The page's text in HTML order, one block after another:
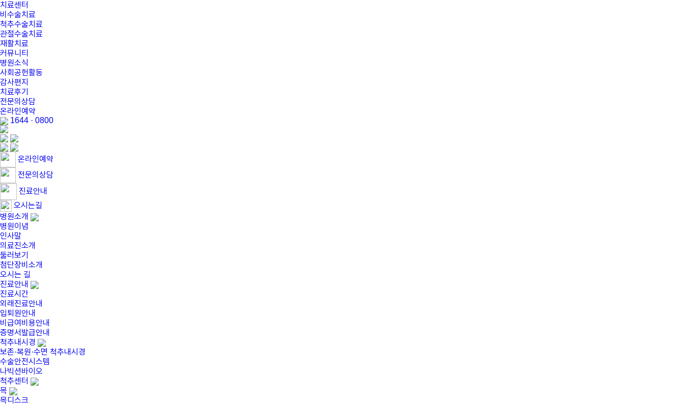
치료센터
비수술치료
척추수술치료
관절수술치료
재활치료
커뮤니티
병원소식
사회공헌활동
감사편지
치료후기
전문의상담
온라인예약
1644 · 0800
온라인예약
전문의상담
진료안내
오시는길
병원소개
병원이념
인사말
의료진소개
둘러보기
첨단장비소개
오시는 길
진료안내
진료시간
외래진료안내
입퇴원안내
비급여비용안내
증명서발급안내
척추내시경
보존·복원·수면 척추내시경
수술안전시스템
나빅션바이오
척추센터
목
목디스크